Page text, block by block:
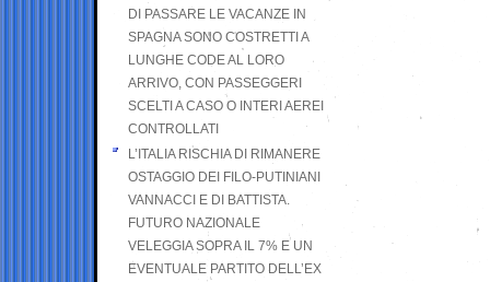
DI PASSARE LE VACANZE IN
SPAGNA SONO COSTRETTI A
LUNGHE CODE AL LORO
ARRIVO, CON PASSEGGERI
SCELTI A CASO O INTERI AEREI
CONTROLLATI
L’ITALIA RISCHIA DI RIMANERE
OSTAGGIO DEI FILO-PUTINIANI
VANNACCI E DI BATTISTA.
FUTURO NAZIONALE
VELEGGIA SOPRA IL 7% E UN
EVENTUALE PARTITO DELL’EX